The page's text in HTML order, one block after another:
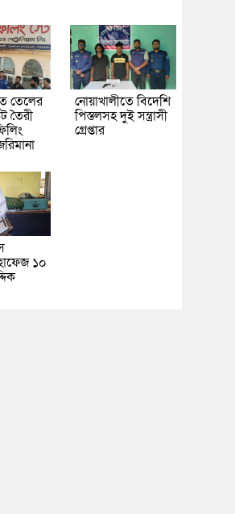
তেলের
তৈরী
নোয়াখালীতে বিদেশি
পিস্তলসহ দুই সন্ত্রাসী
গ্রেপ্তার
১০